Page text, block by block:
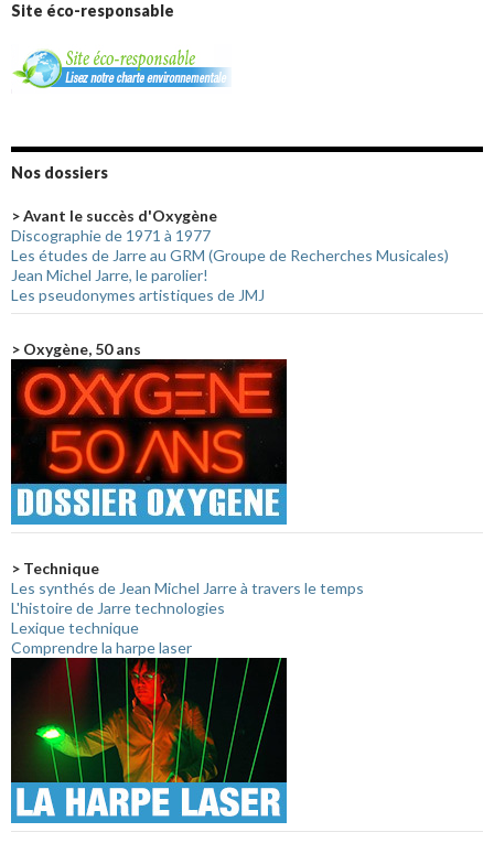
Site éco-responsable
Nos dossiers
> Avant le succès d'Oxygène
Discographie de 1971 à 1977
Les études de Jarre au GRM (Groupe de Recherches Musicales)
Jean Michel Jarre, le parolier!
Les pseudonymes artistiques de JMJ
> Oxygène, 50 ans
> Technique
Les synthés de Jean Michel Jarre à travers le temps
L'histoire de Jarre technologies
Lexique technique
Comprendre la harpe laser